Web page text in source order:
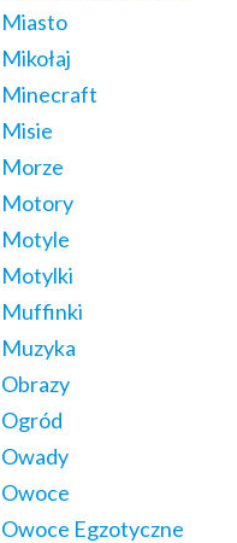
Miasto
Mikołaj
Minecraft
Misie
Morze
Motory
Motyle
Motylki
Muffinki
Muzyka
Obrazy
Ogród
Owady
Owoce
Owoce Egzotyczne